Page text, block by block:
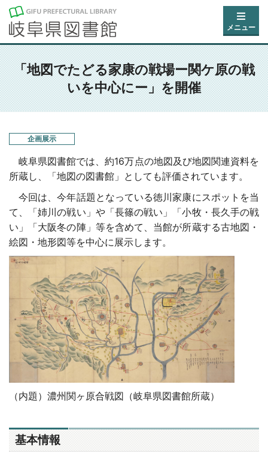
メニュー
「地図でたどる家康の戦場ー関ケ原の戦
いを中心にー」を開催
企画展示
岐阜県図書館では、約16万点の地図及び地図関連資料を
所蔵し、「地図の図書館」としても評価されています。
今回は、今年話題となっている徳川家康にスポットを当
て、「姉川の戦い」や「長篠の戦い」「小牧・長久手の戦
い」「大阪冬の陣」等を含めて、当館が所蔵する古地図・
絵図・地形図等を中心に展示します。
（内題）濃州関ヶ原合戦図（岐阜県図書館所蔵）
基本情報